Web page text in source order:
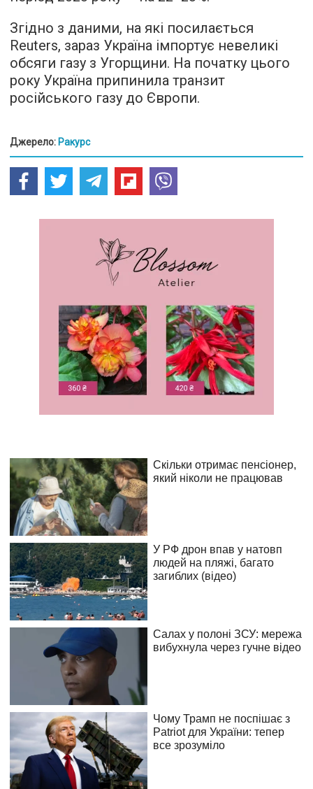
Згідно з даними, на які посилається
Reuters, зараз Україна імпортує невеликі
обсяги газу з Угорщини. На початку цього
року Україна припинила транзит
російського газу до Європи.
Джерело: Ракурс